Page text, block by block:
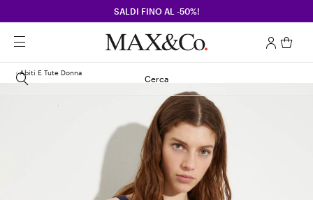
SALDI FINO AL -50%!
Cerca
Abiti E Tute Donna